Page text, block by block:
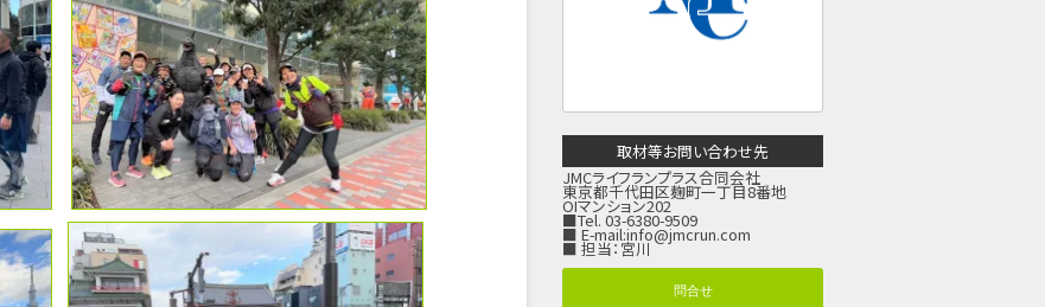
取材等お問い合わせ先
JMCライフランプラス合同会社
東京都千代田区麹町一丁目8番地
OIマンション202
■Tel. 03-6380-9509
■ E-mail:info@jmcrun.com
■ 担当：宮川
問合せ